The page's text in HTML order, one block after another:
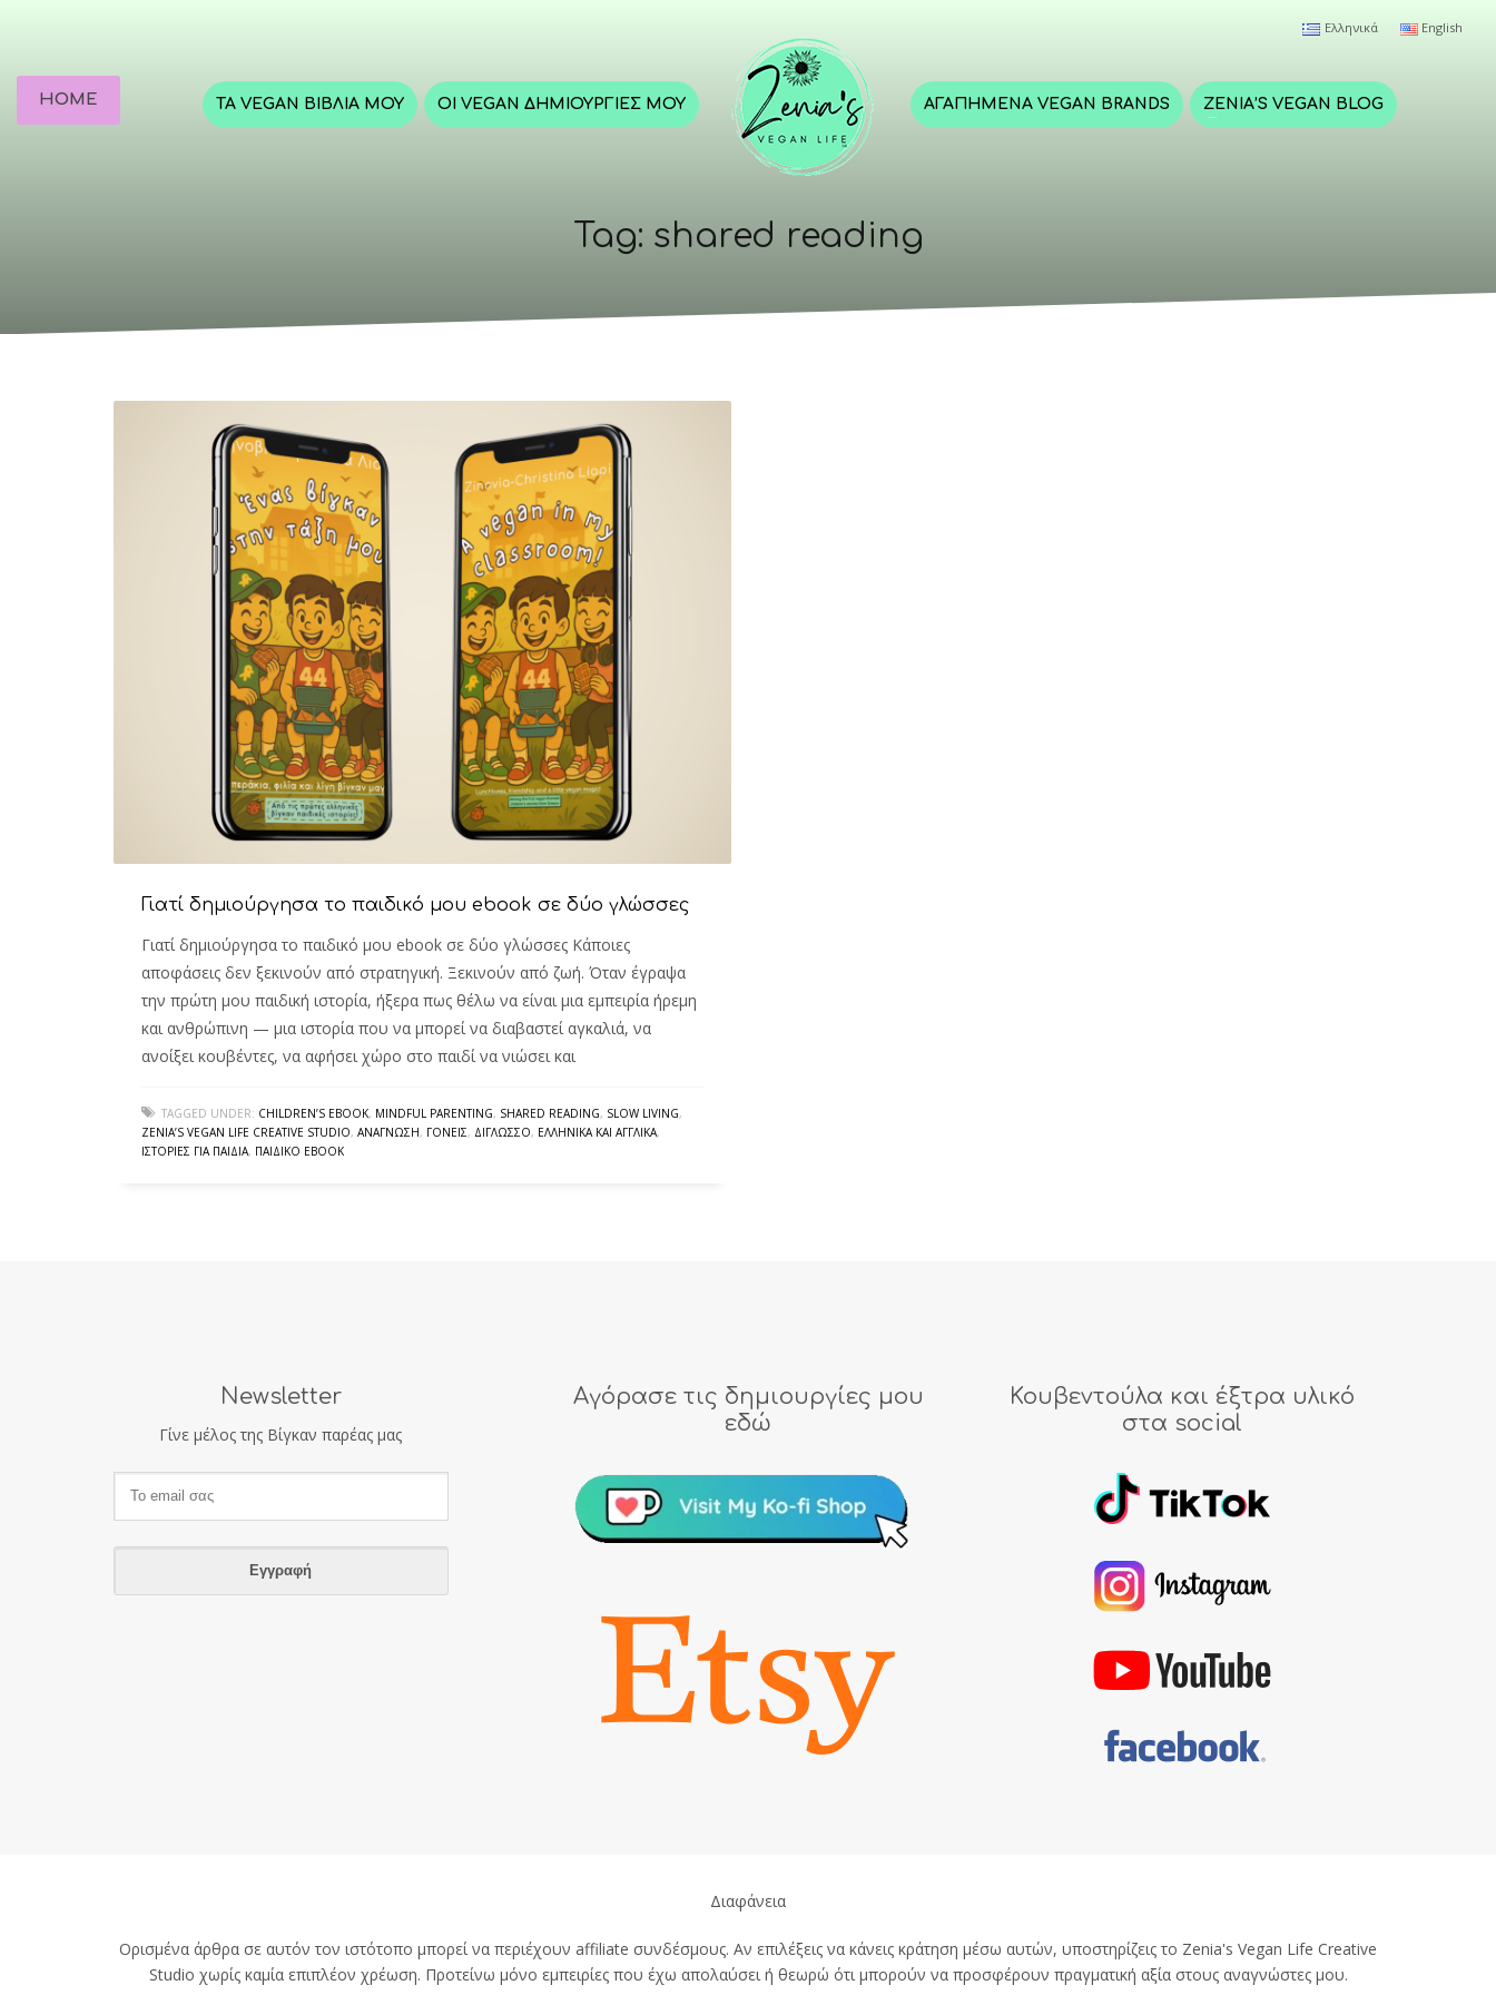
Ελληνικά English
ΤΑ VEGAN ΒΙΒΛΊΑ ΜΟΥ ΟΙ VEGAN ΔΗΜΙΟΥΡΓΊΕΣ ΜΟΥ ΑΓΑΠΗΜΈΝΑ VEGAN BRANDS ZENIA’S VEGAN BLOG
HOME
Tag: shared reading
Γιατί δημιούργησα το παιδικό μου ebook σε δύο γλώσσες
Γιατί δημιούργησα το παιδικό μου ebook σε δύο γλώσσες Κάποιες
αποφάσεις δεν ξεκινούν από στρατηγική. Ξεκινούν από ζωή. Όταν έγραψα
την πρώτη μου παιδική ιστορία, ήξερα πως θέλω να είναι μια εμπειρία ήρεμη
και ανθρώπινη — μια ιστορία που να μπορεί να διαβαστεί αγκαλιά, να
ανοίξει κουβέντες, να αφήσει χώρο στο παιδί να νιώσει και
TAGGED UNDER: CHILDREN’S EBOOK, MINDFUL PARENTING, SHARED READING, SLOW LIVING,
ZENIA’S VEGAN LIFE CREATIVE STUDIO, ΑΝΆΓΝΩΣΗ, ΓΟΝΕΊΣ, ΔΊΓΛΩΣΣΟ, ΕΛΛΗΝΙΚΆ ΚΑΙ ΑΓΓΛΙΚΆ,
ΙΣΤΟΡΊΕΣ ΓΙΑ ΠΑΙΔΙΆ, ΠΑΙΔΙΚΌ EBOOK
Newsletter
Γίνε μέλος της Βίγκαν παρέας μας
Αγόρασε τις δημιουργίες μου
εδώ
Κουβεντούλα και έξτρα υλικό
στα social
Διαφάνεια
Ορισμένα άρθρα σε αυτόν τον ιστότοπο μπορεί να περιέχουν affiliate συνδέσμους. Αν επιλέξεις να κάνεις κράτηση μέσω αυτών, υποστηρίζεις το Zenia's Vegan Life Creative
Studio χωρίς καμία επιπλέον χρέωση. Προτείνω μόνο εμπειρίες που έχω απολαύσει ή θεωρώ ότι μπορούν να προσφέρουν πραγματική αξία στους αναγνώστες μου.